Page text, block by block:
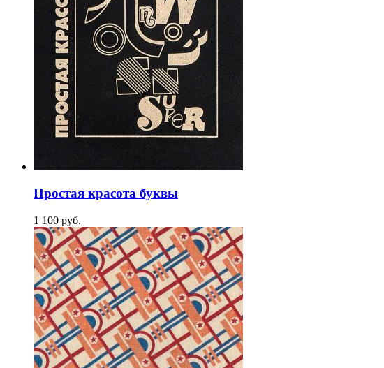
Простая красота буквы
1 100 pуб.